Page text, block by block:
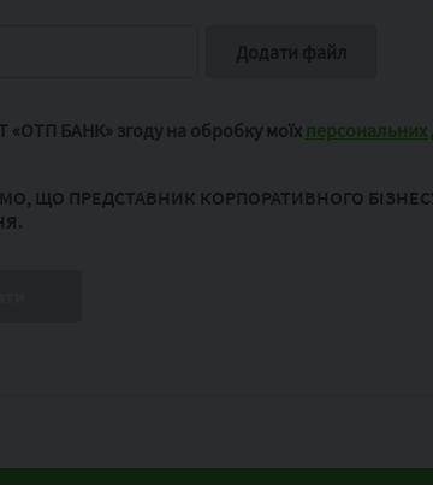
«ОТП БАНК» згоду на обробку моїх персональних
ЩО ПРЕДСТАВНИК КОРПОРАТИВНОГО